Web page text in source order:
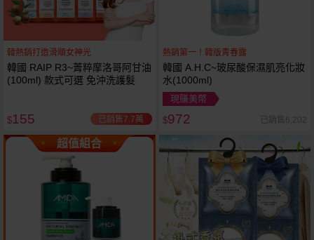
韓熱銷打造滑順女神光
韓國 RAIP R3~菁粹摩洛哥阿甘油
(100ml) 款式可選 免沖洗護髮
$155 已銷售7.7萬
熱銷第一！韓版青春露
韓國 A.H.C~玻尿酸保濕肌亮化妝
水(1000ml)
現賺美幣
$972 已銷售6,202
超值組合